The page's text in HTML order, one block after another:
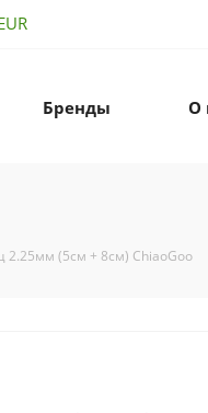
Бренды О
2.25мм (5см + 8см) ChiaoGoo